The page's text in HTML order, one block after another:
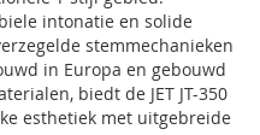
intonatie en solide
stemmechanieken
in Europa en gebouwd
biedt de JET JT-350
esthetiek met uitgebreide